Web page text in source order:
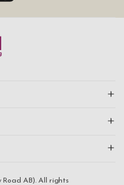
AB). All rights